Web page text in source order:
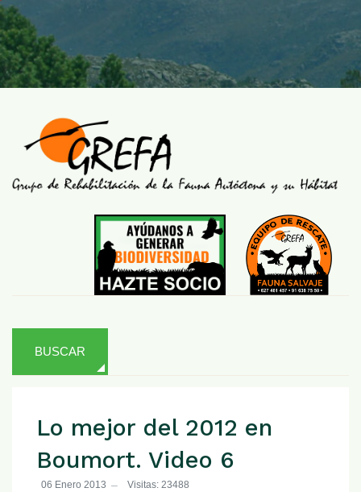
BUSCAR
Lo mejor del 2012 en
Boumort. Video 6
06 Enero 2013 Visitas: 23488